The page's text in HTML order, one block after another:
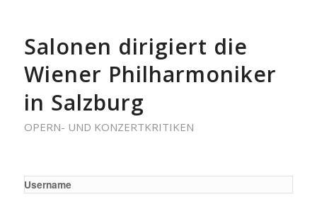
Salonen dirigiert die
Wiener Philharmoniker
in Salzburg
OPERN- UND KONZERTKRITIKEN
Username